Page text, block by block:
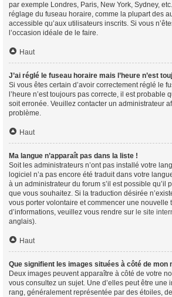
par exemple Londres, Paris, New York, Sydney,
réglage du fuseau horaire, comme la plupart des
accessible qu’aux utilisateurs inscrits. Si vous
l’occasion idéale de le faire.
Haut
J’ai réglé le fuseau horaire mais l’heure n’est
Si vous êtes certain d’avoir correctement réglé le
l’heure n’est toujours pas correcte, il est probable
soit erronée. Veuillez contacter un administrateur
problème.
Haut
Ma langue n’apparaît pas dans la liste !
Soit les administrateurs n’ont pas installé votre
logiciel n’a pas encore été traduit dans votre
à un administrateur du forum s’il est possible qu’il
que vous souhaitez. Si la traduction désirée
vous porter volontaire et commencer une nouvelle
d’informations, veuillez vous rendre sur le site
anglais).
Haut
Que signifient les images situées à côté de mon
Deux images peuvent apparaître à côté de votre
vous consultez un sujet. Une d’elles peut être une
rang, généralement représentée par des étoiles,